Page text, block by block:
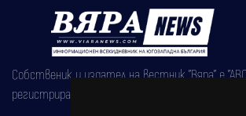
Собственик и издател на вестник "Вяра" е
регистрирана на 08.05.2002 година.